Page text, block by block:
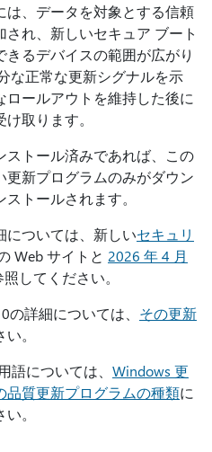
は、データを対象とする信頼
れ、新しいセキュア ブート
るデバイスの範囲が広がり
な正常な更新シグナルを示
ロールアウトを維持した後に
取ります。
ストール済みであれば、この
新プログラムのみがダウン
トールされます。
については、新しいセキュリ
Web サイトと 2026 年 4 月
照してください。
詳細については、 その更新
。
語については、 Windows 更
品質更新プログラムの種類に
。